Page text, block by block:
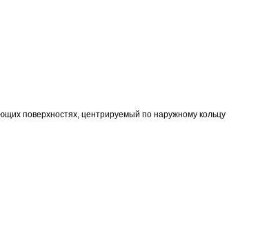
поверхностях, центрируемый по наружному кольцу